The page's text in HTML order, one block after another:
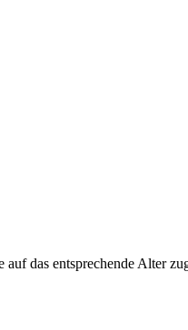
das entsprechende Alter